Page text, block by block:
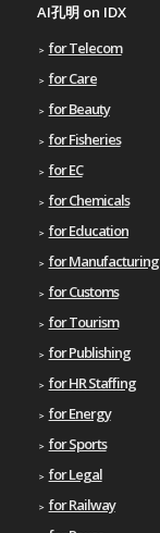
AI孔明 on IDX
for Telecom
for Care
for Beauty
for Fisheries
for EC
for Chemicals
for Education
for Manufacturing
for Customs
for Tourism
for Publishing
for HR Staffing
for Energy
for Sports
for Legal
for Railway